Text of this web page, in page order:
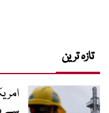
تازہ ترین